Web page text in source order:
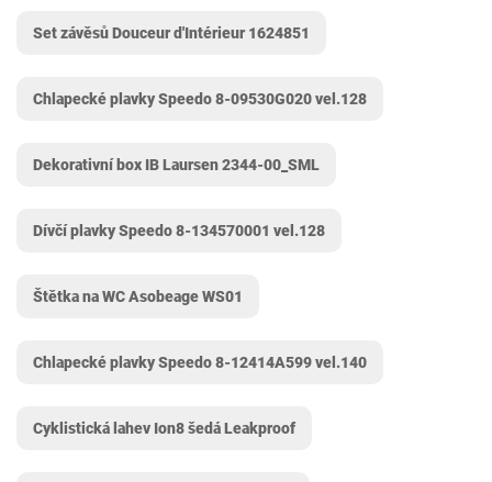
Set závěsů Douceur d'Intérieur 1624851
Chlapecké plavky Speedo 8-09530G020 vel.128
Dekorativní box IB Laursen 2344-00_SML
Dívčí plavky Speedo 8-134570001 vel.128
Štětka na WC Asobeage WS01
Chlapecké plavky Speedo 8-12414A599 vel.140
Cyklistická lahev Ion8 šedá Leakproof